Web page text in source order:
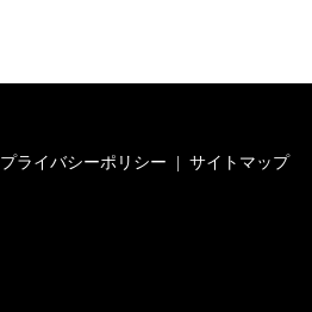
プライバシーポリシー サイトマップ